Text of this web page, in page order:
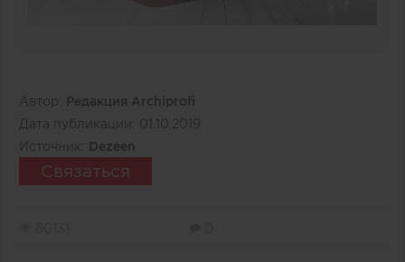
Автор:
Редакция Archiprofi
Дата публикации: 01.10.2019
Источник:
Dezeen
Связаться